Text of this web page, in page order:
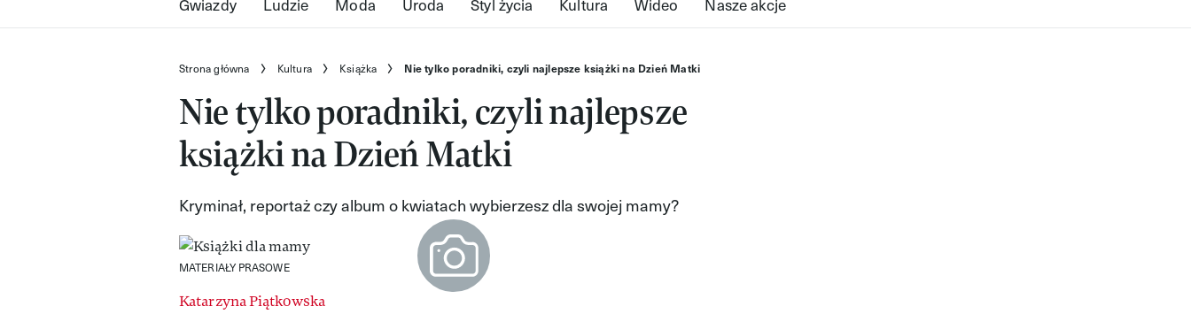
Strona główna Kultura Książka Nie tylko poradniki, czyli najlepsze książki na Dzień Matki
Nie tylko poradniki, czyli najlepsze
książki na Dzień Matki
Kryminał, reportaż czy album o kwiatach wybierzesz dla swojej mamy?
MATERIAŁY PRASOWE
Katarzyna Piątkowska